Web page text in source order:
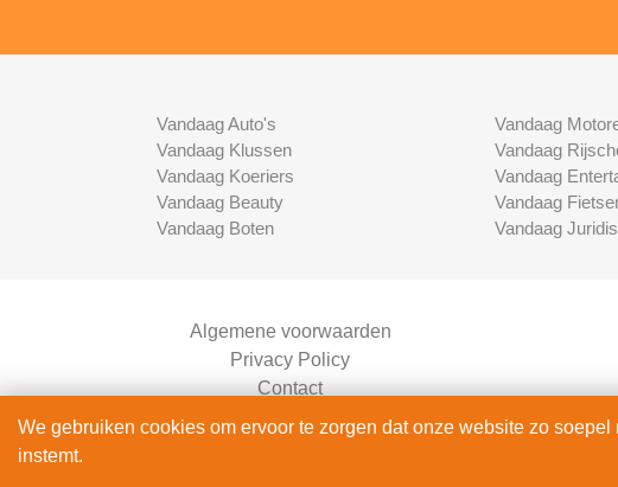
Vandaag Auto's
Vandaag Klussen
Vandaag Koeriers
Vandaag Beauty
Vandaag Boten
Vandaag
Vandaag
Vandaag
Vandaag
Vandaag
Algemene voorwaarden
Privacy Policy
Contact
Bedrijven Inlog
We gebruiken cookies om ervoor te zorgen dat onze website zo
instemt.